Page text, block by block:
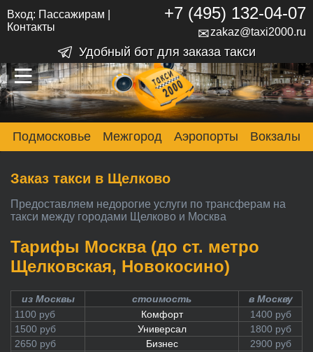
–
–
–
Вход: Пассажирам
Контакты
+7 (495) 132-04-07
✉zakaz@taxi2000.ru
Удобный бот для заказа такси
Подмосковье Межгород Аэропорты Вокзалы
Заказ такси в Щелково
Предоставляем недорогие услуги по трансферам на
такси между городами Щелково и Москва
Тарифы Москва (до ст. метро
Щелковская, Новокосино)
из Москвы стоимость
в Москву
1100 руб
Комфорт
1400 руб
1500 руб
Универсал
1800 руб
2650 руб
Бизнес
2900 руб